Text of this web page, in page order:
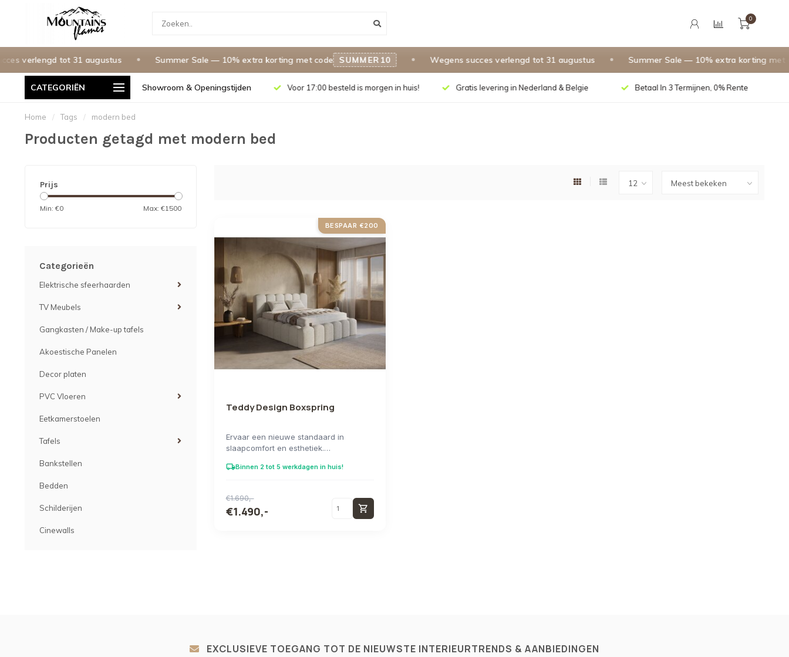
verlengd tot 31 augustus Summer Sale — 10% extra korting met code SUMMER10 Wegens succes verlengd tot 31 augustus Summer Sale — 10% extra korting met
0
CATEGORIËN Showroom & Openingstijden
0% Rente Grootste Showroom In De Benelux Voor 17:00 besteld is morgen in huis! Gratis levering in Nederland & Belgie Betaal In 3 Termijnen, 0% Rente
Home / Tags / modern bed
Producten getagd met modern bed
Prijs
Min: €0 Max: €1500
Categorieën
Elektrische sfeerhaarden
TV Meubels
Gangkasten / Make-up tafels
Akoestische Panelen
Decor platen
PVC Vloeren
Eetkamerstoelen
Tafels
Bankstellen
Bedden
Schilderijen
Cinewalls
BESPAAR €200
Teddy Design Boxspring
Ervaar een nieuwe standaard in
slaapcomfort en esthetiek.
local_shippingBinnen 2 tot 5 werkdagen in huis!
€1.690,-
€1.490,- shopping_cart
EXCLUSIEVE TOEGANG TOT DE NIEUWSTE INTERIEURTRENDS & AANBIEDINGEN